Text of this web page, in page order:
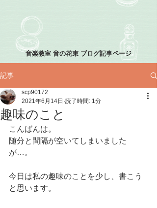
音楽教室 音の花束 ブログ記事ページ
記事
趣味のこと
scp90172
2021年6月14日 読了時間: 1分
こんばんは。
随分と間隔が空いてしまいました
が…。
今日は私の趣味のことを少し、書こう
と思います。